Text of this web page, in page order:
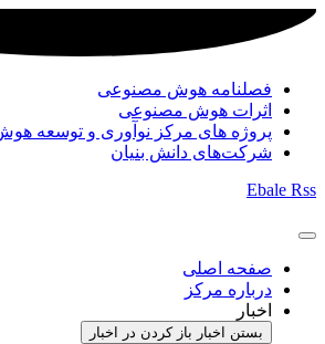
فصلنامه هوش مصنوعی
اثرات هوش مصنوعی
پروژه های مرکز نوآوری و توسعه
شرکت‌های دانش بنیان
Ebale Rss
صفحه اصلی
درباره مرکز
اخبار
بستن اخبار باز کردن در اخبار